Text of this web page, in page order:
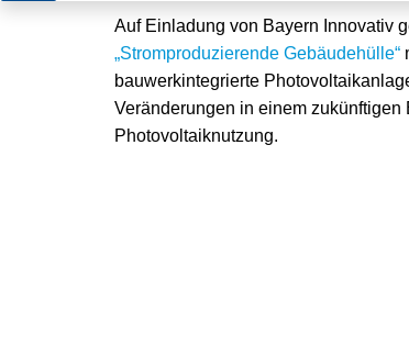
Auf Einladung von Bayern Innovativ
„Stromproduzierende Gebäudehülle“
bauwerkintegrierte
Veränderungen in einem
Photovoltaiknutzung.